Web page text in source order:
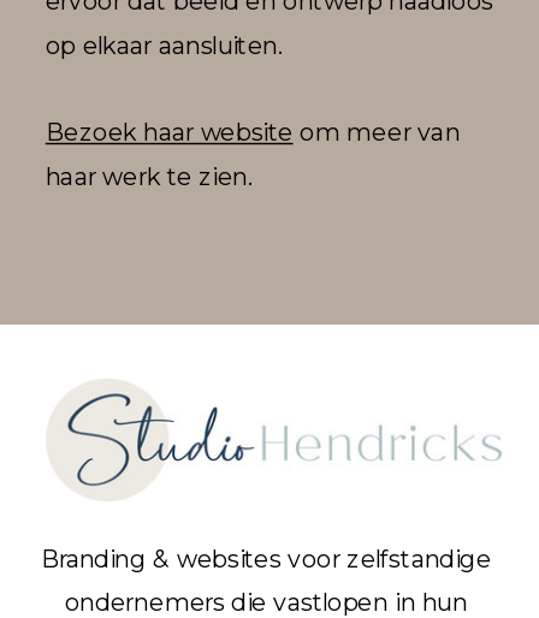
op elkaar aansluiten.
Bezoek haar website om meer van
haar werk te zien.
Branding & websites voor zelfstandige
ondernemers die vastlopen in hun